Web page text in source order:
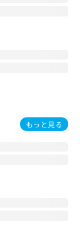
もっと見る